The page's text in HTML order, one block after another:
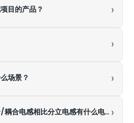
目的产品？ ›
›
场景？ ›
多相电源中使用组合/耦合电感相比分立电感有什么电气优势？ ›